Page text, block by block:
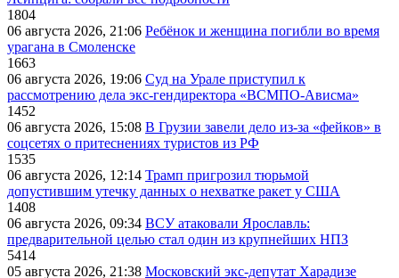
1804
06 августа 2026, 21:06 Ребёнок и женщина погибли во время
урагана в Смоленске
1663
06 августа 2026, 19:06 Суд на Урале приступил к
рассмотрению дела экс-гендиректора «ВСМПО-Ависма»
1452
06 августа 2026, 15:08 В Грузии завели дело из-за «фейков» в
соцсетях о притеснениях туристов из РФ
1535
06 августа 2026, 12:14 Трамп пригрозил тюрьмой
допустившим утечку данных о нехватке ракет у США
1408
06 августа 2026, 09:34 ВСУ атаковали Ярославль:
предварительной целью стал один из крупнейших НПЗ
5414
05 августа 2026, 21:38 Московский экс-депутат Харадизе